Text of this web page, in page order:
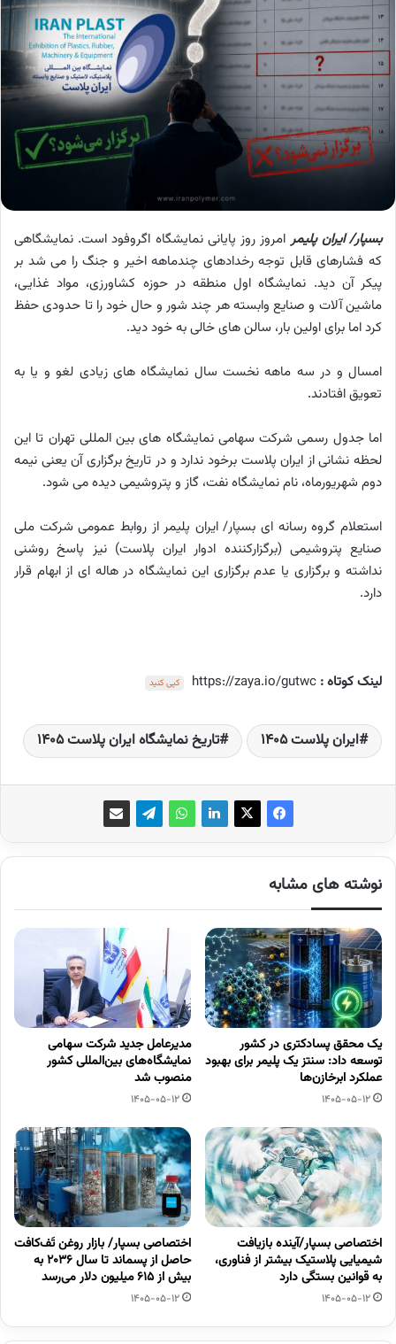
بسپار/ ایران پلیمرامروز روز پایانی نمایشگاه اگروفود است. نمایشگاهی
که فشارهای قابل توجه رخدادهای چندماهه اخیر و جنگ را می شد بر
پیکر آن دید. نمایشگاه اول منطقه در حوزه کشاورزی، مواد غذایی،
ماشین آلات و صنایع وابسته هر چند شور و حال خود را تا حدودی حفظ
کرد اما برای اولین بار، سالن های خالی به خود دید.
امسال و در سه ماهه نخست سال نمایشگاه های زیادی لغو و یا به
تعویق افتادند.
اما جدول رسمی شرکت سهامی نمایشگاه های بین المللی تهران تا این
لحظه نشانی از ایران پلاست برخود ندارد و در تاریخ برگزاری آن یعنی نیمه
دوم شهریورماه، نام نمایشگاه نفت، گاز و پتروشیمی دیده می شود.
استعلام گروه رسانه ای بسپار/ ایران پلیمر از روابط عمومی شرکت ملی
صنایع پتروشیمی (برگزارکننده ادوار ایران پلاست) نیز پاسخ روشنی
نداشته و برگزاری یا عدم برگزاری این نمایشگاه در هاله ای از ابهام قرار
دارد.
لینک کوتاه : https://zaya.io/gutwc کپی کنید
ایران پلاست 1405 تاریخ نمایشگاه ایران پلاست 1405
نوشته های مشابه
یک محقق پسادکتری در کشور
توسعه داد: سنتز یک پلیمر برای بهبود
عملکرد ابرخازن‌ها
1405-05-12
مدیرعامل جدید شرکت سهامی
نمایشگاه‌های بین‌المللی کشور
منصوب شد
1405-05-12
اختصاصی بسپار/آینده بازیافت
شیمیایی پلاستیک بیشتر از فناوری،
به قوانین بستگی دارد
1405-05-12
اختصاصی بسپار/ بازار روغن تَف‌کافت
حاصل از پسماند تا سال ۲۰۳۶ به
بیش از ۶۱۵ میلیون دلار می‌رسد
1405-05-12